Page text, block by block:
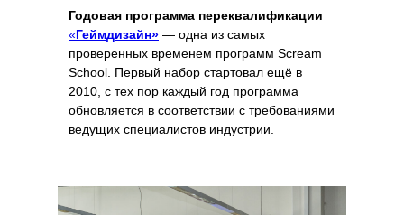
Годовая программа переквалификации
«Геймдизайн» — одна из самых
проверенных временем программ Scream
School. Первый набор стартовал ещё в
2010, с тех пор каждый год программа
обновляется в соответствии с требованиями
ведущих специалистов индустрии.